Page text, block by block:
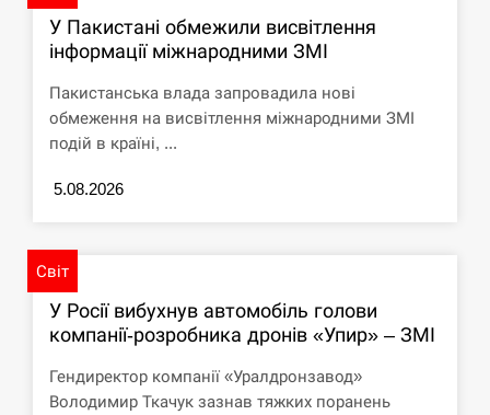
СЕРПЕНЬ
У зоопарку Токіо через спеку загинули три
СЕРПЕНЬ
11:23
Россияне ударили “Бардеролями” по Харькову,
У Пакистані обмежили висвітлення
інформації міжнародними ЗМІ
Пакистанська влада запровадила нові
обмеження на висвітлення міжнародними ЗМІ
подій в країні, ...
5.08.2026
Світ
У Росії вибухнув автомобіль голови
компанії-розробника дронів «Упир» – ЗМІ
Гендиректор компанії «Уралдронзавод»
Володимир Ткачук зазнав тяжких поранень